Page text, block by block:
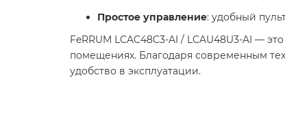
Простое управление: удобный
FeRRUM LCAC48C3-AI / LCAU48U3-AI —
помещениях. Благодаря современным
удобство в эксплуатации.